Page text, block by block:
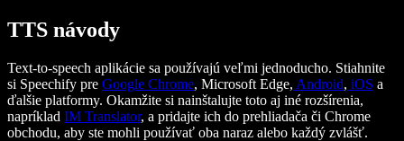
TTS návody
Text-to-speech aplikácie sa používajú veľmi jednoducho. Stiahnite
si Speechify pre Google Chrome, Microsoft Edge, Android, iOS a
ďalšie platformy. Okamžite si nainštalujte toto aj iné rozšírenia,
napríklad IM Translator, a pridajte ich do prehliadača či Chrome
obchodu, aby ste mohli používať oba naraz alebo každý zvlášť.